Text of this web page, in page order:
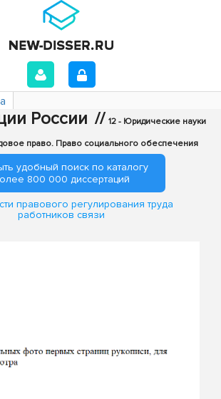
России // 12 - Юридические науки
право. Право социального обеспечения
удобный поиск по каталогу
800 000 диссертаций
правового регулирования труда
работников связи